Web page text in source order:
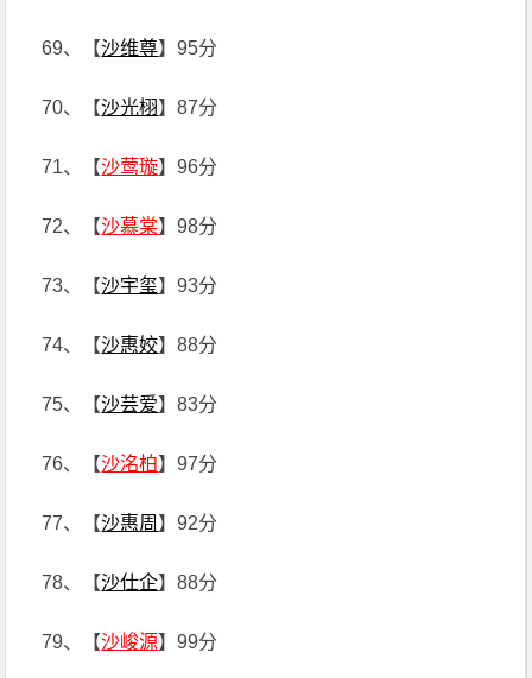
69、【沙维尊】95分
70、【沙光栩】87分
71、【沙莺璇】96分
72、【沙慕棠】98分
73、【沙宇玺】93分
74、【沙惠姣】88分
75、【沙芸爱】83分
76、【沙洺柏】97分
77、【沙惠周 】92分
78、【沙仕企】88分
79、【沙峻源】99分